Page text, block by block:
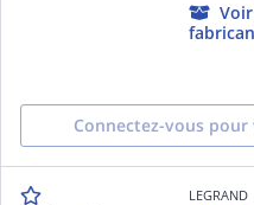
Connectez-vous
LEGRAND